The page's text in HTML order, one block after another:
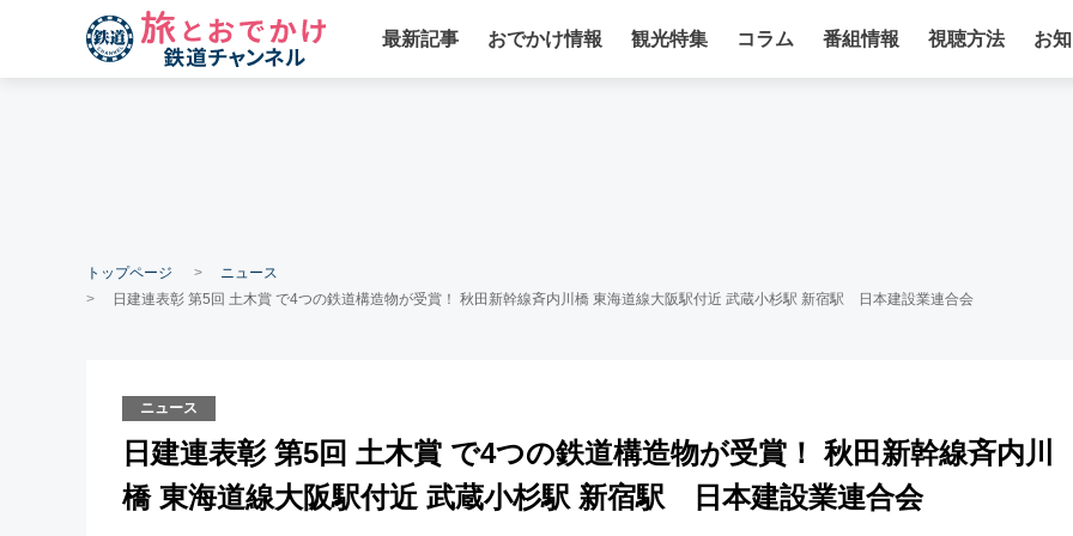
最新記事 おでかけ情報 観光特集 コラム 番組情報 視聴方法 お
トップページ
ニュース
日建連表彰 第5回 土木賞 で4つの鉄道構造物が受賞！ 秋田新幹線斉内川橋 東海道線大阪駅付近 武蔵小杉駅 新宿駅 日本建設業連合会
ニュース
日建連表彰 第5回 土木賞 で4つの鉄道構造物が受賞！ 秋田新幹線斉内川
橋 東海道線大阪駅付近 武蔵小杉駅 新宿駅 日本建設業連合会